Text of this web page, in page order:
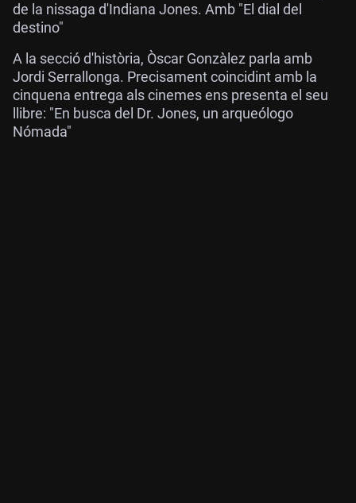
de la nissaga d'Indiana Jones. Amb "El dial del
destino"
A la secció d'història, Òscar Gonzàlez parla amb
Jordi Serrallonga. Precisament coincidint amb la
cinquena entrega als cinemes ens presenta el seu
llibre: "En busca del Dr. Jones, un arqueólogo
Nómada"